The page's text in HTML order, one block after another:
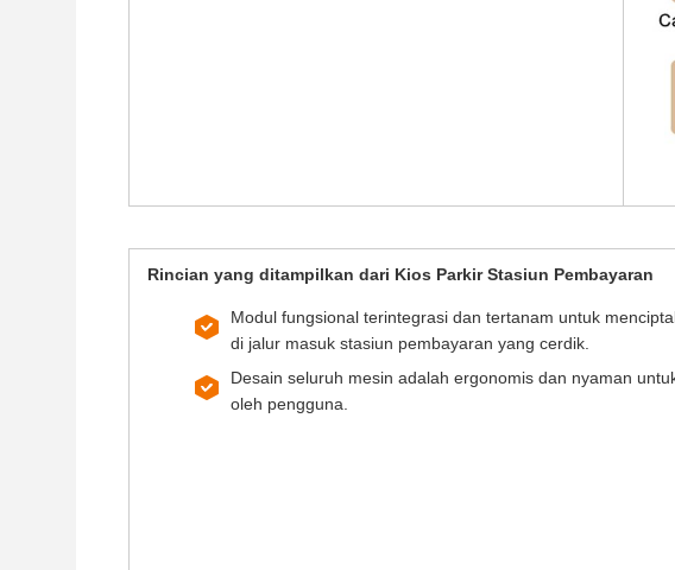
Rincian yang ditampilkan dari Kios Parkir Stasiun Pembayaran
Modul fungsional terintegrasi dan tertanam untuk
di jalur masuk stasiun pembayaran yang cerdik.
Desain seluruh mesin adalah ergonomis dan nyaman
oleh pengguna.